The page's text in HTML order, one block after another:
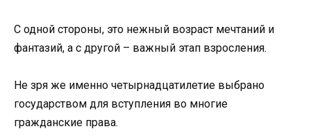
С одной стороны, это нежный возраст мечтаний и
фантазий, а с другой – важный этап взросления.
Не зря же именно четырнадцатилетие выбрано
государством для вступления во многие
гражданские права.